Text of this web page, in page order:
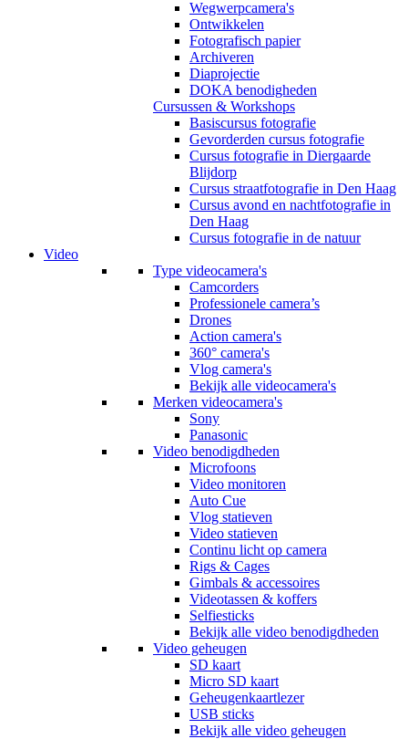
Wegwerpcamera's
Ontwikkelen
Fotografisch papier
Archiveren
Diaprojectie
DOKA benodigheden
Cursussen & Workshops
Basiscursus fotografie
Gevorderden cursus fotografie
Cursus fotografie in Diergaarde
Blijdorp
Cursus straatfotografie in Den Haag
Cursus avond en nachtfotografie in
Den Haag
Cursus fotografie in de natuur
Video
Type videocamera's
Camcorders
Professionele camera’s
Drones
Action camera's
360° camera's
Vlog camera's
Bekijk alle videocamera's
Merken videocamera's
Sony
Panasonic
Video benodigdheden
Microfoons
Video monitoren
Auto Cue
Vlog statieven
Video statieven
Continu licht op camera
Rigs & Cages
Gimbals & accessoires
Videotassen & koffers
Selfiesticks
Bekijk alle video benodigdheden
Video geheugen
SD kaart
Micro SD kaart
Geheugenkaartlezer
USB sticks
Bekijk alle video geheugen